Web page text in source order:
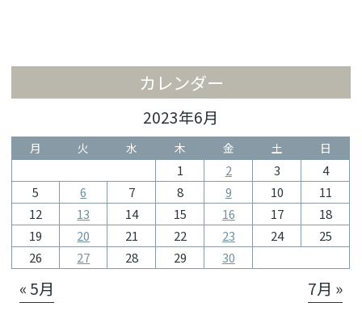
カレンダー
2023年6月
月 火 水 木 金 土 日
1 2 3
4
5
6 7 8 9 10
11
12
13 14 15 16 17
18
19
20 21 22 23 24
25
26
27 28 29 30
« 5月 7月 »